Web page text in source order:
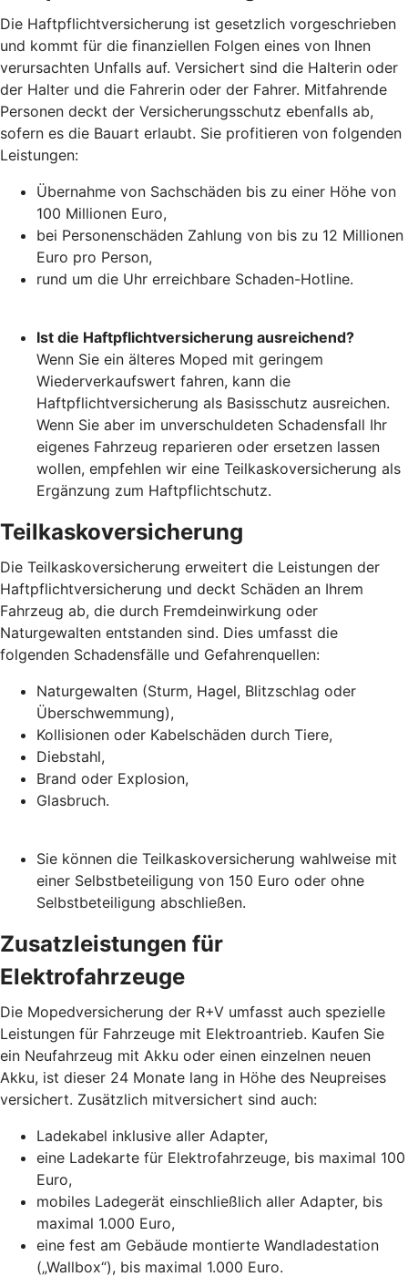
Die Haftpflichtversicherung ist gesetzlich vorgeschrieben
und kommt für die finanziellen Folgen eines von Ihnen
verursachten Unfalls auf. Versichert sind die Halterin oder
der Halter und die Fahrerin oder der Fahrer. Mitfahrende
Personen deckt der Versicherungsschutz ebenfalls ab,
sofern es die Bauart erlaubt. Sie profitieren von folgenden
Leistungen:
Übernahme von Sachschäden bis zu einer Höhe von
100 Millionen Euro,
bei Personenschäden Zahlung von bis zu 12 Millionen
Euro pro Person,
rund um die Uhr erreichbare Schaden-Hotline.
Ist die Haftpflichtversicherung ausreichend?
Wenn Sie ein älteres Moped mit geringem
Wiederverkaufswert fahren, kann die
Haftpflichtversicherung als Basisschutz ausreichen.
Wenn Sie aber im unverschuldeten Schadensfall Ihr
eigenes Fahrzeug reparieren oder ersetzen lassen
wollen, empfehlen wir eine Teilkaskoversicherung als
Ergänzung zum Haftpflichtschutz.
Teilkaskoversicherung
Die Teilkaskoversicherung erweitert die Leistungen der
Haftpflichtversicherung und deckt Schäden an Ihrem
Fahrzeug ab, die durch Fremdeinwirkung oder
Naturgewalten entstanden sind. Dies umfasst die
folgenden Schadensfälle und Gefahrenquellen:
Naturgewalten (Sturm, Hagel, Blitzschlag oder
Überschwemmung),
Kollisionen oder Kabelschäden durch Tiere,
Diebstahl,
Brand oder Explosion,
Glasbruch.
Sie können die Teilkaskoversicherung wahlweise mit
einer Selbstbeteiligung von 150 Euro oder ohne
Selbstbeteiligung abschließen.
Zusatzleistungen für
Elektrofahrzeuge
Die Mopedversicherung der R+V umfasst auch spezielle
Leistungen für Fahrzeuge mit Elektroantrieb. Kaufen Sie
ein Neufahrzeug mit Akku oder einen einzelnen neuen
Akku, ist dieser 24 Monate lang in Höhe des Neupreises
versichert. Zusätzlich mitversichert sind auch:
Ladekabel inklusive aller Adapter,
eine Ladekarte für Elektrofahrzeuge, bis maximal 100
Euro,
mobiles Ladegerät einschließlich aller Adapter, bis
maximal 1.000 Euro,
eine fest am Gebäude montierte Wandladestation
(„Wallbox“), bis maximal 1.000 Euro.